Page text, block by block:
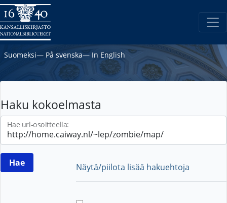
Suomeksi― På svenska― In English
Haku kokoelmasta
Hae url-osoitteella:
Näytä/piilota lisää hakuehtoja